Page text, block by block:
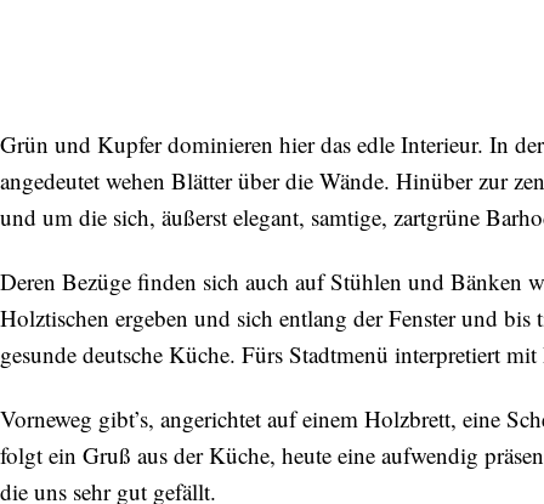
Grün und Kupfer dominieren hier das edle Interieur. In
angedeutet wehen Blätter über die Wände. Hinüber zur
und um die sich, äußerst elegant, samtige, zartgrüne
Deren Bezüge finden sich auch auf Stühlen und Bänken
Holztischen ergeben und sich entlang der Fenster und
gesunde deutsche Küche. Fürs Stadtmenü interpretiert
Vorneweg gibt’s, angerichtet auf einem Holzbrett, eine
folgt ein Gruß aus der Küche, heute eine aufwendig
die uns sehr gut gefällt.